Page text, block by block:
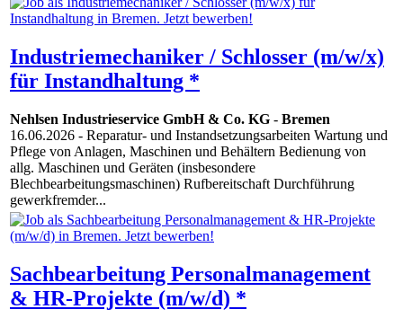
Industriemechaniker / Schlosser (m/w/x)
für Instandhaltung *
Nehlsen Industrieservice GmbH & Co. KG - Bremen
16.06.2026 - Reparatur- und Instandsetzungsarbeiten Wartung und
Pflege von Anlagen, Maschinen und Behältern Bedienung von
allg. Maschinen und Geräten (insbesondere
Blechbearbeitungsmaschinen) Rufbereitschaft Durchführung
gewerkfremder...
Sachbearbeitung Personalmanagement
& HR-Projekte (m/w/d) *